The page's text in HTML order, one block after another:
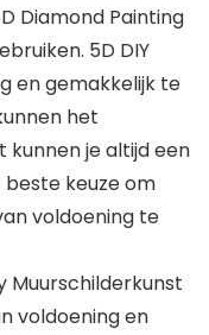
Diamond Painting
5D DIY
en gemakkelijk te
het
kunnen je altijd een
beste keuze om
voldoening te
Muurschilderkunst
voldoening en